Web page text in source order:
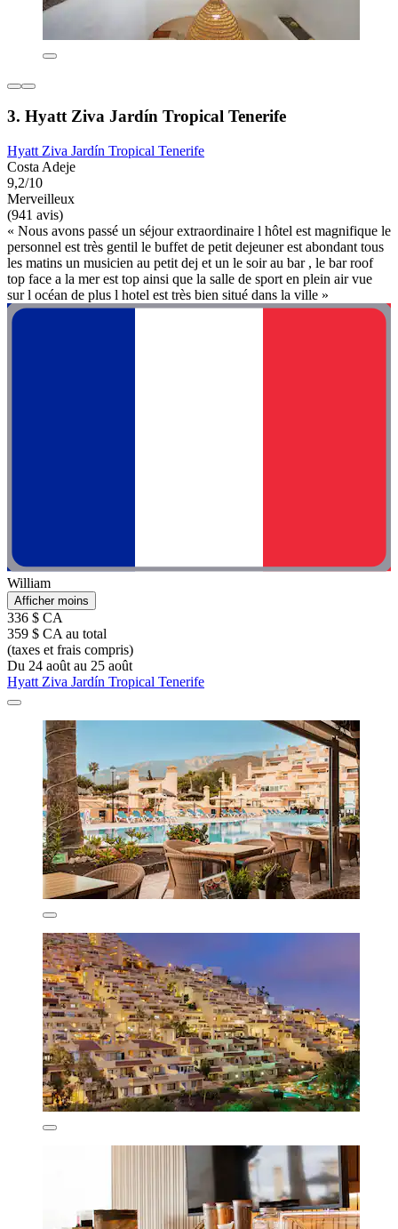
3. Hyatt Ziva Jardín Tropical Tenerife
Hyatt Ziva Jardín Tropical Tenerife
Costa Adeje
9,2/10
Merveilleux
(941 avis)
« Nous avons passé un séjour extraordinaire l hôtel est magnifique le
personnel est très gentil le buffet de petit dejeuner est abondant tous
les matins un musicien au petit dej et un le soir au bar , le bar roof
top face a la mer est top ainsi que la salle de sport en plein air vue
sur l océan de plus l hotel est très bien situé dans la ville »
William
Afficher moins
336 $ CA
359 $ CA au total
(taxes et frais compris)
Du 24 août au 25 août
Hyatt Ziva Jardín Tropical Tenerife